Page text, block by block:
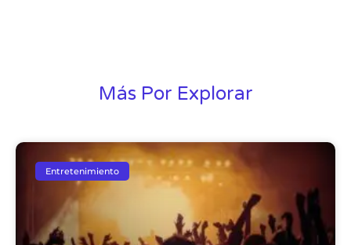
Más Por Explorar
Entretenimiento